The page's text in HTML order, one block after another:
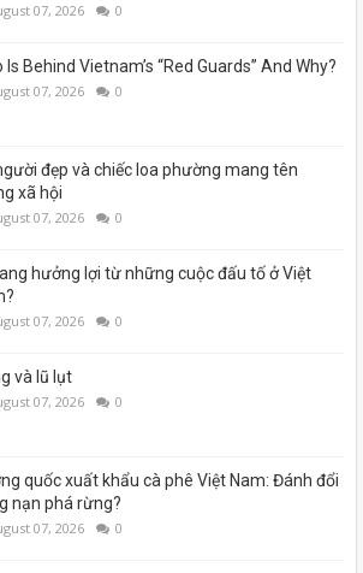
07, 2026 0
Is Behind Vietnam’s “Red Guards” And Why?
07, 2026 0
đẹp và chiếc loa phường mang tên
xã hội
07, 2026 0
hưởng lợi từ những cuộc đấu tố ở Việt
07, 2026 0
và lũ lụt
07, 2026 0
quốc xuất khẩu cà phê Việt Nam: Đánh đổi
nạn phá rừng?
07, 2026 0